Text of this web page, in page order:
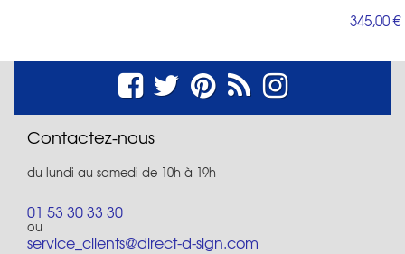
345,00 €
Contactez-nous
du lundi au samedi de 10h à 19h
01 53 30 33 30
ou
service_clients@direct-d-sign.com